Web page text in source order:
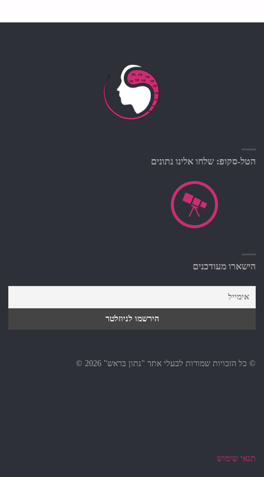
הטל-סקופ: שלחו אלינו נתונים
הישארו מעודכנים
© כל הזכויות שמורות לבעלי אתר "נתון בראש" 2026 ©
תנאי שימוש